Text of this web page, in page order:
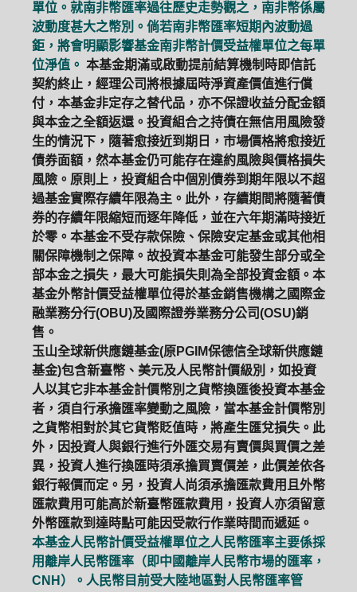
單位。就南非幣匯率過往歷史走勢觀之，南非幣係屬
波動度甚大之幣別。倘若南非幣匯率短期內波動過
鉅，將會明顯影響基金南非幣計價受益權單位之每單
位淨值。 本基金期滿或啟動提前結算機制時即信託
契約終止，經理公司將根據屆時淨資產價值進行償
付，本基金非定存之替代品，亦不保證收益分配金額
與本金之全額返還。投資組合之持債在無信用風險發
生的情況下，隨著愈接近到期日，市場價格將愈接近
債券面額，然本基金仍可能存在違約風險與價格損失
風險。原則上，投資組合中個別債券到期年限以不超
過基金實際存續年限為主。此外，存續期間將隨著債
券的存續年限縮短而逐年降低，並在六年期滿時接近
於零。本基金不受存款保險、保險安定基金或其他相
關保障機制之保障。故投資本基金可能發生部分或全
部本金之損失，最大可能損失則為全部投資金額。本
基金外幣計價受益權單位得於基金銷售機構之國際金
融業務分行(OBU)及國際證券業務分公司(OSU)銷
售。
玉山全球新供應鏈基金(原PGIM保德信全球新供應鏈
基金)包含新臺幣、美元及人民幣計價級別，如投資
人以其它非本基金計價幣別之貨幣換匯後投資本基金
者，須自行承擔匯率變動之風險，當本基金計價幣別
之貨幣相對於其它貨幣貶值時，將產生匯兌損失。此
外，因投資人與銀行進行外匯交易有賣價與買價之差
異，投資人進行換匯時須承擔買賣價差，此價差依各
銀行報價而定。另，投資人尚須承擔匯款費用且外幣
匯款費用可能高於新臺幣匯款費用，投資人亦須留意
外幣匯款到達時點可能因受款行作業時間而遞延。
本基金人民幣計價受益權單位之人民幣匯率主要係採
用離岸人民幣匯率（即中國離岸人民幣市場的匯率，
CNH）。人民幣目前受大陸地區對人民幣匯率管